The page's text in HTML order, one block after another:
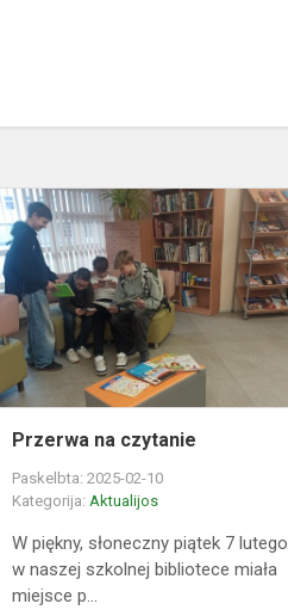
Przerwa na czytanie
Paskelbta: 2025-02-10
Kategorija:Aktualijos
W piękny, słoneczny piątek 7 lutego
w naszej szkolnej bibliotece miała
miejsce p...